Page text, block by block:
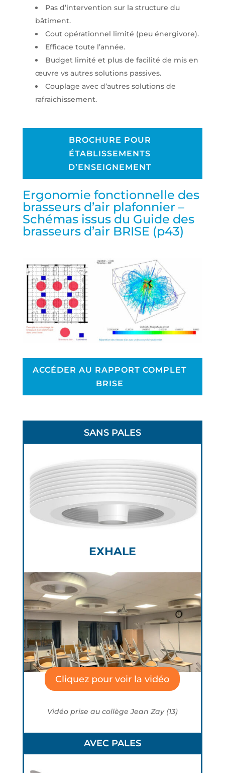
Pas d’intervention sur la structure du
bâtiment.
Cout opérationnel limité (peu énergivore).
Efficace toute l’année.
Budget limité et plus de facilité de mis en
œuvre vs autres solutions passives.
Couplage avec d’autres solutions de
rafraichissement.
BROCHURE POUR
ÉTABLISSEMENTS
D’ENSEIGNEMENT
Ergonomie fonctionnelle des
brasseurs d’air plafonnier –
Schémas issus du Guide des
brasseurs d’air BRISE (p43)
ACCÉDER AU RAPPORT COMPLET
BRISE
SANS PALES
EXHALE
Cliquez pour voir la vidéo
Vidéo prise au collège Jean Zay (13)
AVEC PALES